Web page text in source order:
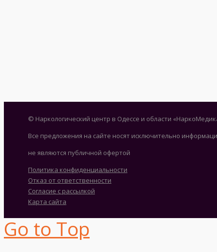
© Наркологический центр в Одессе и области
Все предложения на сайте носят исключительно
не являются публичной офертой
Политика конфиденциальности
Отказ от ответственности
Согласие с рассылкой
Карта сайта
Go to Top